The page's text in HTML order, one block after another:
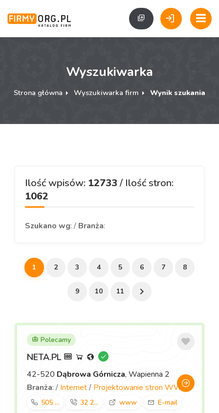
Wyszukiwarka
Strona główna Wyszukiwarka firm Wynik szukania
Ilość wpisów: 12733 / Ilość stron:
1062
Szukano wg: / Branża:
1 2 3 4 5 6 7 8
9 10 11
Polecamy
NETA.PL
42-520 Dąbrowa Górnicza, Wapienna 2
Branża: / Internet/ Projektowanie stron WWW
505 ... 32 2... www
E-mail